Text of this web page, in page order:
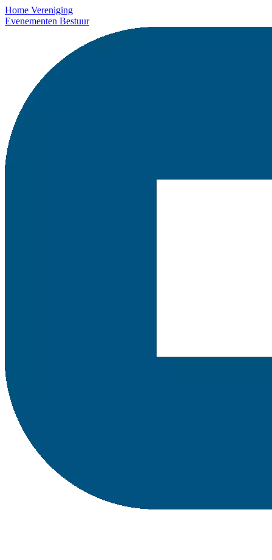
Home Vereniging
Evenementen Bestuur